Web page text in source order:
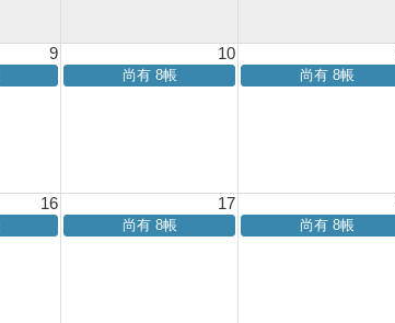
尚有 8帳 尚有 8帳
尚有 8帳 尚有 8帳
9 10
16 17